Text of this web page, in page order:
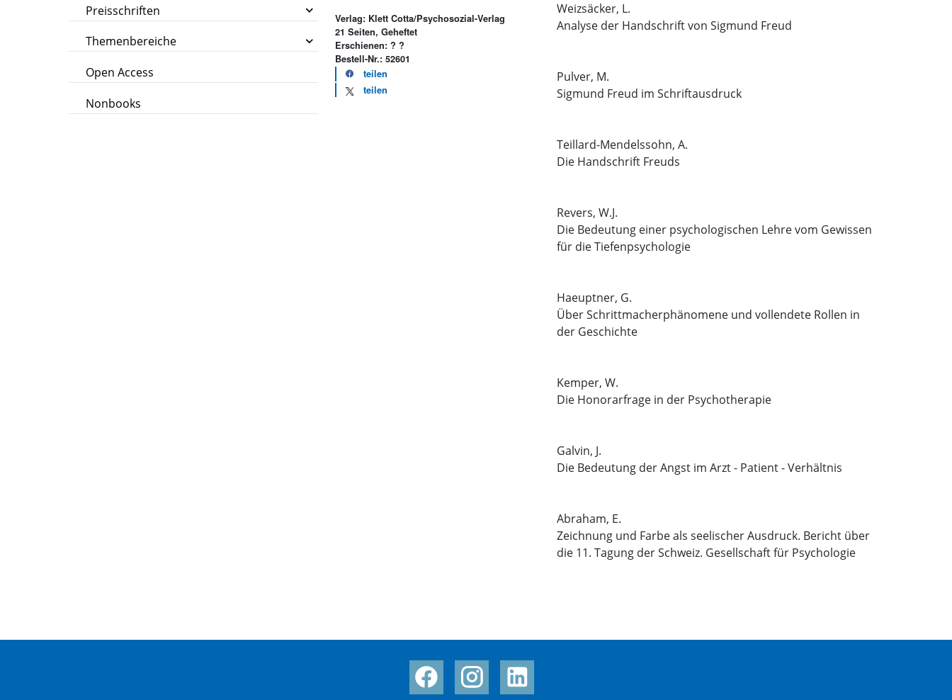
Preisschriften
Themenbereiche
Open Access
Nonbooks
Verlag: Klett Cotta/Psychosozial-Verlag
21 Seiten, Geheftet
Erschienen: ? ?
Bestell-Nr.: 52601
teilen
teilen
Weizsäcker, L.
Analyse der Handschrift von Sigmund Freud
Pulver, M.
Sigmund Freud im Schriftausdruck
Teillard-Mendelssohn, A.
Die Handschrift Freuds
Revers, W.J.
Die Bedeutung einer psychologischen Lehre vom Gewissen
für die Tiefenpsychologie
Haeuptner, G.
Über Schrittmacherphänomene und vollendete Rollen in
der Geschichte
Kemper, W.
Die Honorarfrage in der Psychotherapie
Galvin, J.
Die Bedeutung der Angst im Arzt - Patient - Verhältnis
Abraham, E.
Zeichnung und Farbe als seelischer Ausdruck. Bericht über
die 11. Tagung der Schweiz. Gesellschaft für Psychologie